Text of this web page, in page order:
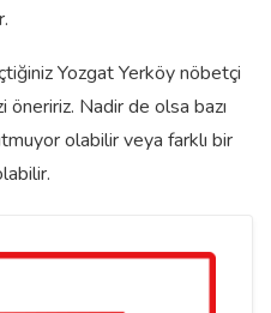
Yozgat Yerköy nöbetçi
Nadir de olsa bazı
olabilir veya farklı bir